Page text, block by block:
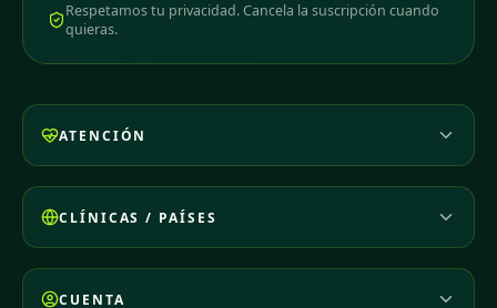
Respetamos tu privacidad. Cancela la suscripción cuando
quieras.
ATENCIÓN
CLÍNICAS / PAÍSES
CUENTA